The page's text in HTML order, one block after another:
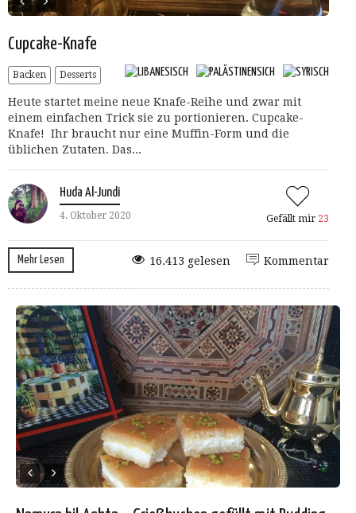
Cupcake-Knafe
Backen Desserts
Heute startet meine neue Knafe-Reihe und zwar mit
einem einfachen Trick sie zu portionieren. Cupcake-
Knafe! Ihr braucht nur eine Muffin-Form und die
üblichen Zutaten. Das...
Huda Al-Jundi
4. Oktober 2020 Gefällt mir 23
Mehr Lesen Kommentar
16.413 gelesen